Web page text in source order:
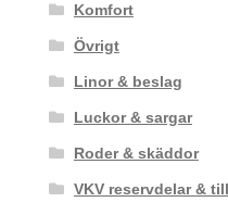
Komfort
Övrigt
Linor & beslag
Luckor & sargar
Roder & skäddor
VKV reservdelar &